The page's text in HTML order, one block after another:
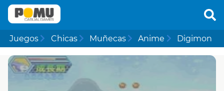
Juegos Chicas Muñecas Anime Digimon